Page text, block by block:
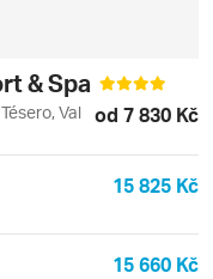
& Spa
Val
od 7 830 Kč
15 825 Kč
15 660 Kč